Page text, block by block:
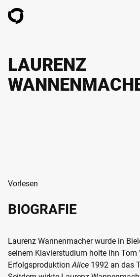
ZUM HAUPTINHALT SPRINGEN
LAURENZ
Vorlesen
BIOGRAFIE
Laurenz Wannenmacher wurde in
seinem Klavierstudium holte ihn Tom
ErfolgsproduktionAlice 1992 an das